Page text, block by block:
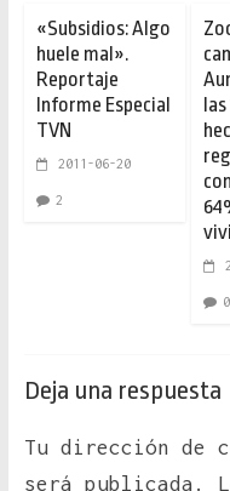
«Subsidios: Algo
huele mal».
Reportaje
Informe Especial
TVN
2011-06-20
2
0
Deja una respuesta
Tu dirección de
será publicada.